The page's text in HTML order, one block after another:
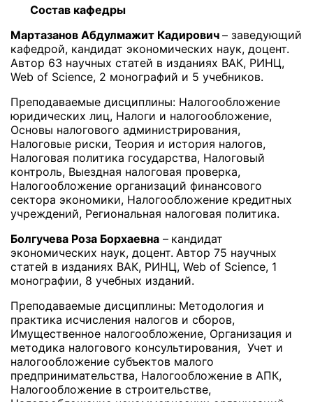
Состав кафедры
Мартазанов Абдулмажит Кадирович – заведующий
кафедрой, кандидат экономических наук, доцент.
Автор 63 научных статей в изданиях ВАК, РИНЦ,
Web of Science, 2 монографий и 5 учебников.
Преподаваемые дисциплины: Налогообложение
юридических лиц, Налоги и налогообложение,
Основы налогового администрирования,
Налоговые риски, Теория и история налогов,
Налоговая политика государства, Налоговый
контроль, Выездная налоговая проверка,
Налогообложение организаций финансового
сектора экономики, Налогообложение кредитных
учреждений, Региональная налоговая политика.
Болгучева Роза Борхаевна – кандидат
экономических наук, доцент. Автор 75 научных
статей в изданиях ВАК, РИНЦ, Web of Science, 1
монографии, 8 учебных изданий.
Преподаваемые дисциплины: Методология и
практика исчисления налогов и сборов,
Имущественное налогообложение, Организация и
методика налогового консультирования, Учет и
налогообложение субъектов малого
предпринимательства, Налогообложение в АПК,
Налогообложение в строительстве,